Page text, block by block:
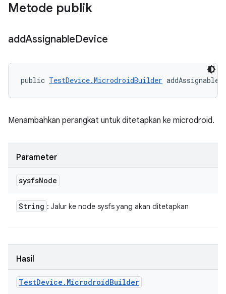
Metode publik
addAssignableDevice
public TestDevice.MicrodroidBuilder
Menambahkan perangkat untuk ditetapkan ke microdroid.
Parameter
sysfsNode
String : Jalur ke node sysfs yang akan ditetapkan
Hasil
TestDevice . MicrodroidBuilder